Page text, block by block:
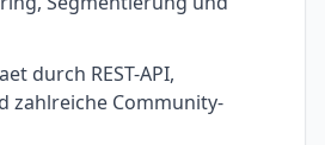
durch REST-API,
zahlreiche Community-